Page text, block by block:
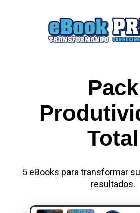
Pack
Total
5 eBooks para transformar
resultados.